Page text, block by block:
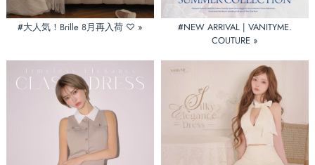
#大人気！Brille 8月再入荷 ♡ »
#NEW ARRIVAL | VANITYME.
COUTURE »